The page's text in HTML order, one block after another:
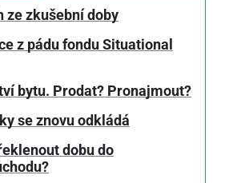
ze zkušební doby
z pádu fondu Situational
bytu. Prodat? Pronajmout?
se znovu odkládá
dobu do